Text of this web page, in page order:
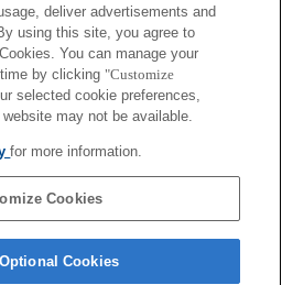
dell'area geografica, alcuni
non essere
deliver advertisements and
using this site, you agree to
You can manage your
by clicking "Customize
selected cookie preferences,
may not be available.
for more information.
Cookies
Cookies